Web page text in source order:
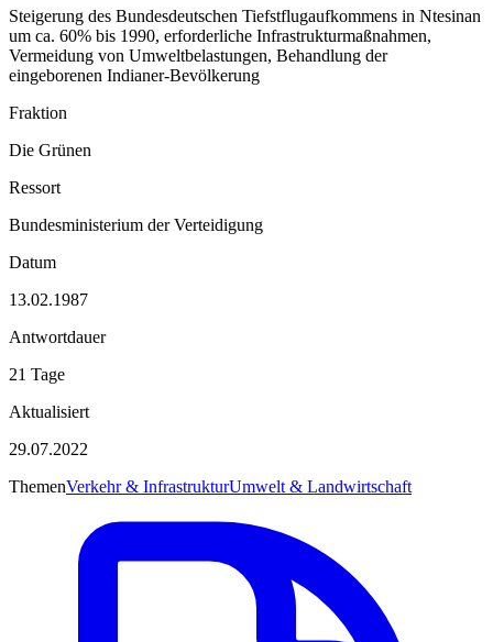
Steigerung des Bundesdeutschen Tiefstflugaufkommens in Ntesinan
um ca. 60% bis 1990, erforderliche Infrastrukturmaßnahmen,
Vermeidung von Umweltbelastungen, Behandlung der
eingeborenen Indianer-Bevölkerung
Fraktion
Die Grünen
Ressort
Bundesministerium der Verteidigung
Datum
13.02.1987
Antwortdauer
21 Tage
Aktualisiert
29.07.2022
ThemenVerkehr & InfrastrukturUmwelt & Landwirtschaft